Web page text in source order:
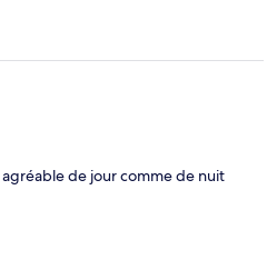
de jour comme de nuit